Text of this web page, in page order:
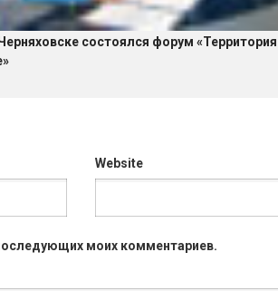
состоялся форум «Территория
Website
моих комментариев.